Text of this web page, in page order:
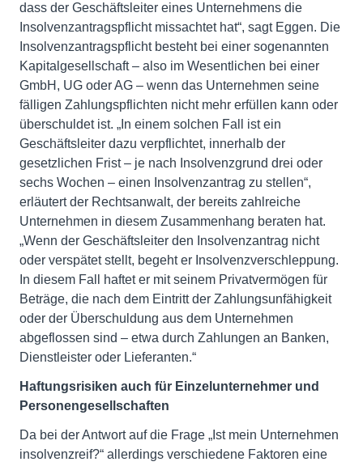
dass der Geschäftsleiter eines Unternehmens die
Insolvenzantragspflicht missachtet hat“, sagt Eggen. Die
Insolvenzantragspflicht besteht bei einer sogenannten
Kapitalgesellschaft – also im Wesentlichen bei einer
GmbH, UG oder AG – wenn das Unternehmen seine
fälligen Zahlungspflichten nicht mehr erfüllen kann oder
überschuldet ist. „In einem solchen Fall ist ein
Geschäftsleiter dazu verpflichtet, innerhalb der
gesetzlichen Frist – je nach Insolvenzgrund drei oder
sechs Wochen – einen Insolvenzantrag zu stellen“,
erläutert der Rechtsanwalt, der bereits zahlreiche
Unternehmen in diesem Zusammenhang beraten hat.
„Wenn der Geschäftsleiter den Insolvenzantrag nicht
oder verspätet stellt, begeht er Insolvenzverschleppung.
In diesem Fall haftet er mit seinem Privatvermögen für
Beträge, die nach dem Eintritt der Zahlungsunfähigkeit
oder der Überschuldung aus dem Unternehmen
abgeflossen sind – etwa durch Zahlungen an Banken,
Dienstleister oder Lieferanten.“
Haftungsrisiken auch für Einzelunternehmer und
Personengesellschaften
Da bei der Antwort auf die Frage „Ist mein Unternehmen
insolvenzreif?“ allerdings verschiedene Faktoren eine